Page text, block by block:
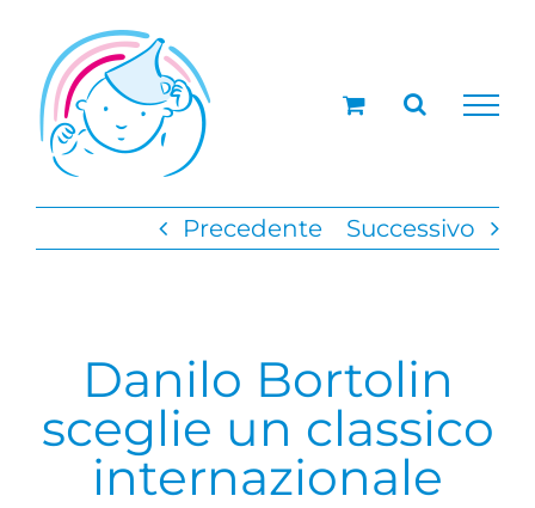
contenuto
Precedente Successivo
Danilo Bortolin
sceglie un classico
internazionale